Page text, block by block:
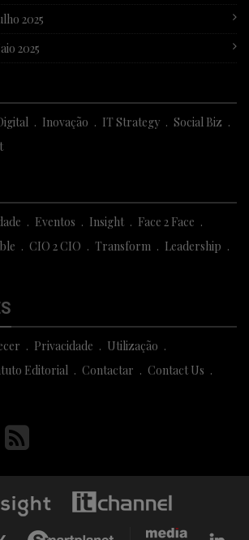
2025
2025
Inovação IT Strategy
Social Biz
Eventos Insight
Face 2 Face
CIO 2 CIO Transform
Leadership
Privacidade
Utilização
Editorial Contactar
Contact Us
Página
rss